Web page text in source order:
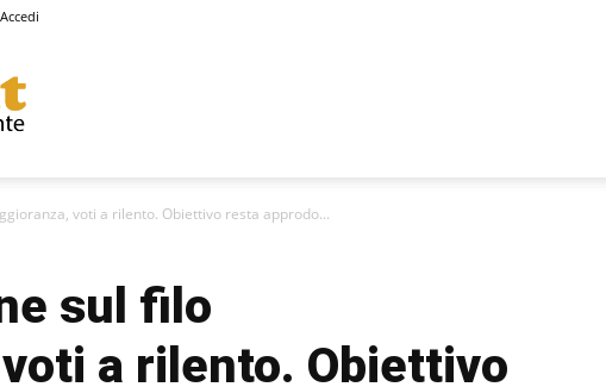
Accedi
voti a rilento. Obiettivo resta approdo...
sul filo
a rilento. Obiettivo